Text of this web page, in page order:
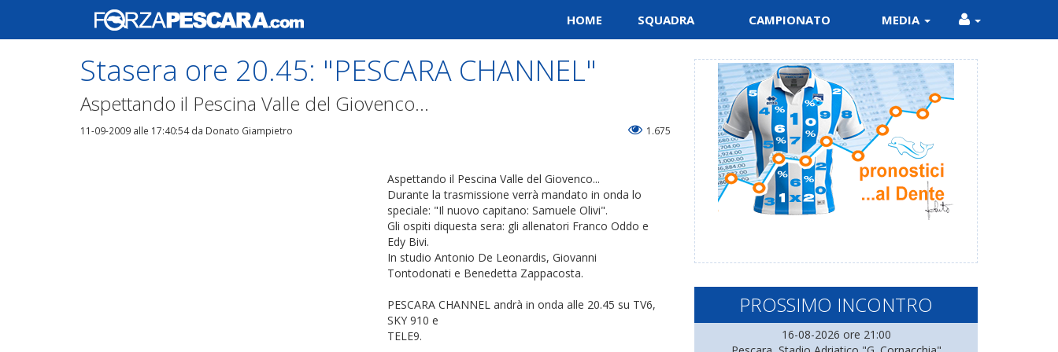
HOME SQUADRA CAMPIONATO MEDIA
Stasera ore 20.45: "PESCARA CHANNEL"
Aspettando il Pescina Valle del Giovenco...
11-09-2009 alle 17:40:54da Donato Giampietro 1.675
Aspettando il Pescina Valle del Giovenco...
Durante la trasmissione verrà mandato in onda lo
speciale: "Il nuovo capitano: Samuele Olivi".
Gli ospiti diquesta sera: gli allenatori Franco Oddo e
Edy Bivi.
In studio Antonio De Leonardis, Giovanni
Tontodonati e Benedetta Zappacosta.
PESCARA CHANNEL andrà in onda alle 20.45 su TV6,
SKY 910 e
TELE9.
PROSSIMO INCONTRO
16-08-2026 ore 21:00